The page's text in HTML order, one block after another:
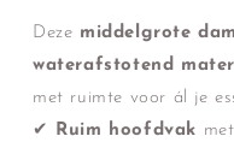
Deze middelgrote
waterafstotend
met ruimte voor ál je
✔
Ruim hoofdvak